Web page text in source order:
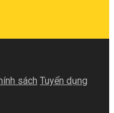
sách Tuyển dụng